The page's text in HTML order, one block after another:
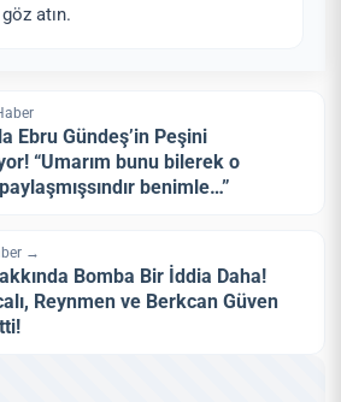
atın.
Ebru Gündeş’in Peşini
“Umarım bunu bilerek o
benimle…”
→
Bomba Bir İddia Daha!
Reynmen ve Berkcan Güven